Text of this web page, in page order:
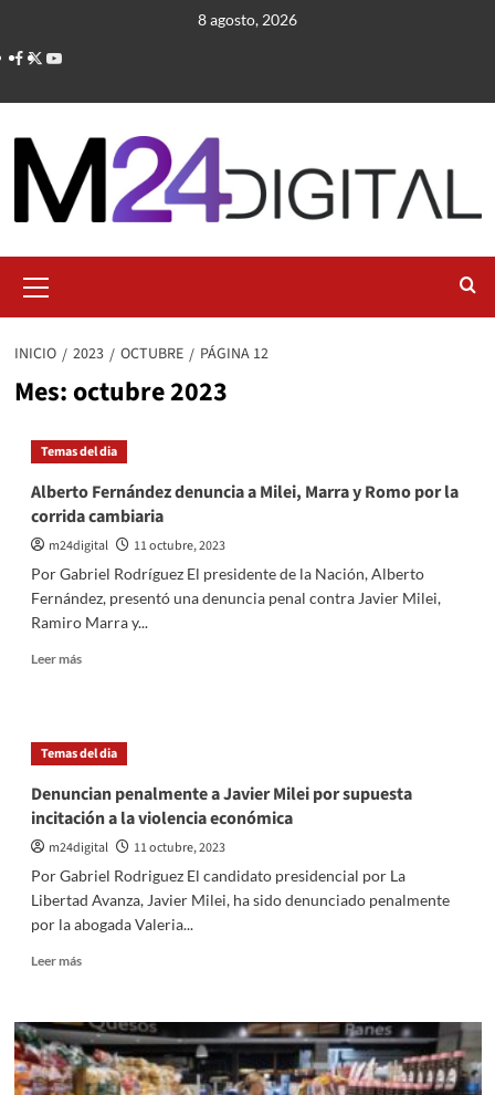
contenido
8 agosto, 2026
primario
INICIO 2023 OCTUBRE PÁGINA 12
Mes: octubre 2023
Temas del dia
Alberto Fernández denuncia a Milei, Marra y Romo por la
corrida cambiaria
m24digital
11 octubre, 2023
Por Gabriel Rodríguez El presidente de la Nación, Alberto
Fernández, presentó una denuncia penal contra Javier Milei,
Ramiro Marra y...
Leer másLeer
Fernández
denuncia
Milei,
Marra
y
por
la
corrida
Temas del dia
Denuncian penalmente a Javier Milei por supuesta
incitación a la violencia económica
m24digital
11 octubre, 2023
Por Gabriel Rodriguez El candidato presidencial por La
Libertad Avanza, Javier Milei, ha sido denunciado penalmente
por la abogada Valeria...
Leer másLeer
Denuncian
penalmente
a
Javier